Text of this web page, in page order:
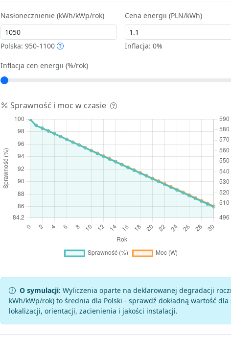
Nasłonecznienie (kWh/kWp/rok)
Polska: 950-1100
Cena energii (PLN/kWh)
Inflacja:0%
Inflacja cen energii (%/rok)
Sprawność i moc w czasie
O symulacji: Wyliczenia oparte na deklarowanej degradacji
kWh/kWp/rok) to średnia dla Polski - sprawdź dokładną wartość
lokalizacji, orientacji, zacienienia i jakości instalacji.